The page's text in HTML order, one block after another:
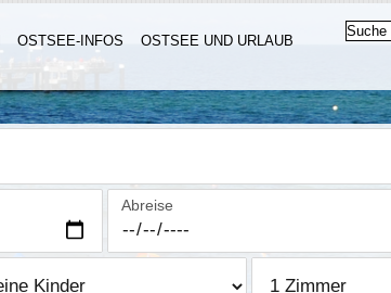
OSTSEE-INFOS
OSTSEE UND URLAUB
Abreise